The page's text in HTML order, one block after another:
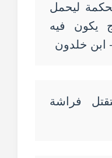
ليحمل
يكون فيه
ابن خلدون
فراشة